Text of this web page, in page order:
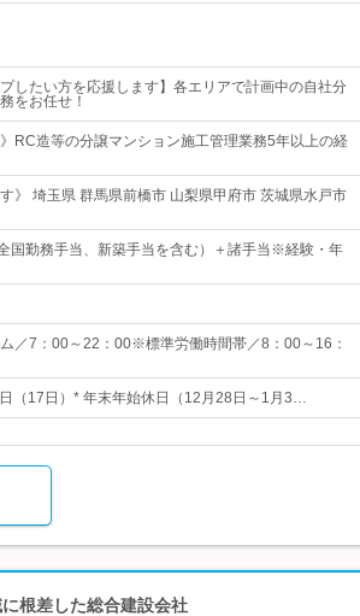
したい方を応援します】各エリアで計画中の自社分
をお任せ！
RC造等の分譲マンション施工管理業務5年以上の経
》 埼玉県 群馬県前橋市 山梨県甲府市 茨城県水戸市
国勤務手当、新築手当を含む）＋諸手当※経験・年
／7：00～22：00※標準労働時間帯／8：00～16：
（17日）* 年末年始休日（12月28日～1月3…
根差した総合建設会社